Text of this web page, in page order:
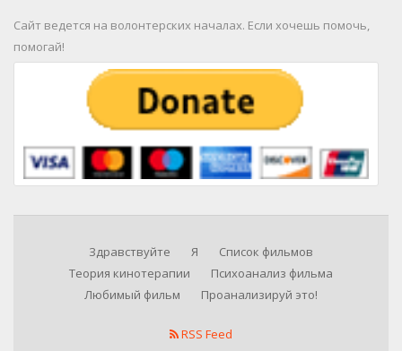
Сайт ведется на волонтерских началах. Если хочешь помочь,
помогай!
Здравствуйте Я
Список фильмов
Теория кинотерапии
Психоанализ фильма
Любимый фильм
Проанализируй это!
RSS Feed